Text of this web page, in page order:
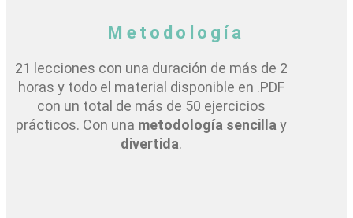
Metodología
21 lecciones con una duración de más de 2
horas y todo el material disponible en .PDF
con un total de más de 50 ejercicios
prácticos. Con una metodología sencilla y
divertida.